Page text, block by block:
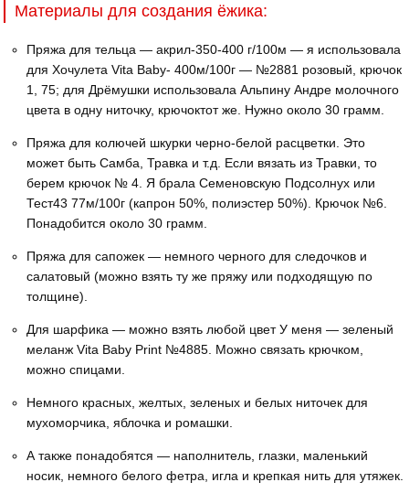
Материалы для создания ёжика:
Пряжа для тельца — акрил-350-400 г/100м — я использовала
для Хочулета Vita Baby- 400м/100г — №2881 розовый, крючок
1, 75; для Дрёмушки использовала Альпину Андре молочного
цвета в одну ниточку, крючоктот же. Нужно около 30 грамм.
Пряжа для колючей шкурки черно-белой расцветки. Это
может быть Самба, Травка и т.д. Если вязать из Травки, то
берем крючок № 4. Я брала Семеновскую Подсолнух или
Тест43 77м/100г (капрон 50%, полиэстер 50%). Крючок №6.
Понадобится около 30 грамм.
Пряжа для сапожек — немного черного для следочков и
салатовый (можно взять ту же пряжу или подходящую по
толщине).
Для шарфика — можно взять любой цвет У меня — зеленый
меланж Vita Baby Print №4885. Можно связать крючком,
можно спицами.
Немного красных, желтых, зеленых и белых ниточек для
мухоморчика, яблочка и ромашки.
А также понадобятся — наполнитель, глазки, маленький
носик, немного белого фетра, игла и крепкая нить для утяжек.